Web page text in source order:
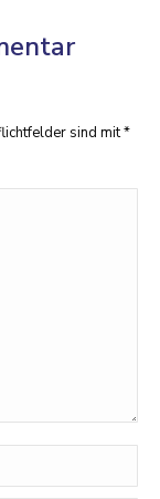
sind mit*